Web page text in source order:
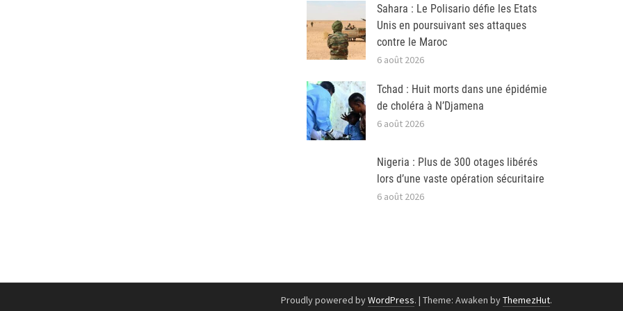
Sahara : Le Polisario défie les Etats
Unis en poursuivant ses attaques
contre le Maroc
6 août 2026
Tchad : Huit morts dans une épidémie
de choléra à N’Djamena
6 août 2026
Nigeria : Plus de 300 otages libérés
lors d’une vaste opération sécuritaire
6 août 2026
Proudly powered byWordPress. | Theme: Awaken byThemezHut.